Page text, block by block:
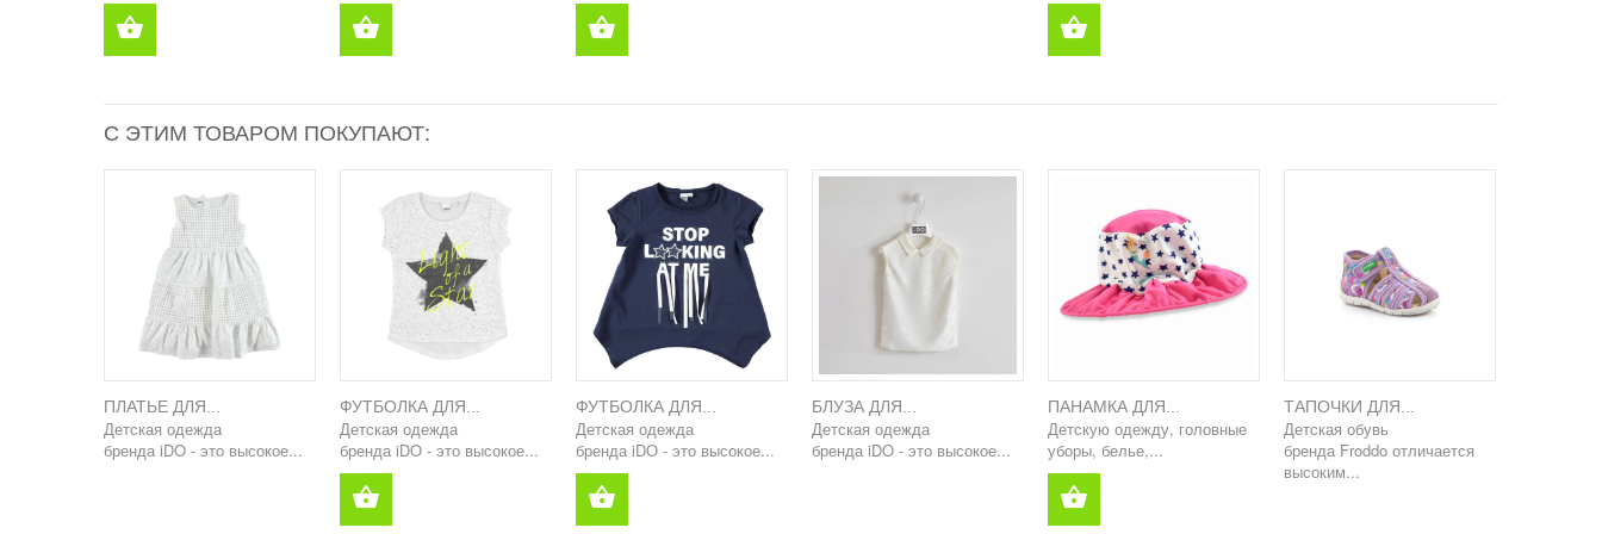
С ЭТИМ ТОВАРОМ ПОКУПАЮТ:
ПЛАТЬЕ ДЛЯ...
Детская одежда
бренда iDO - это высокое...
ФУТБОЛКА ДЛЯ...
Детская одежда
бренда iDO - это высокое...
ФУТБОЛКА ДЛЯ...
Детская одежда
бренда iDO - это высокое...
БЛУЗА ДЛЯ...
Детская одежда
бренда iDO - это высокое...
ПАНАМКА ДЛЯ...
Детскую одежду, головные
уборы, белье,...
ТАПОЧКИ ДЛЯ...
Детская обувь
бренда Froddo отличается
высоким...